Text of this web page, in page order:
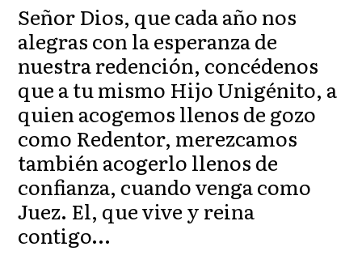
Señor Dios, que cada año nos
alegras con la esperanza de
nuestra redención, concédenos
que a tu mismo Hijo Unigénito, a
quien acogemos llenos de gozo
como Redentor, merezcamos
también acogerlo llenos de
confianza, cuando venga como
Juez. El, que vive y reina
contigo…